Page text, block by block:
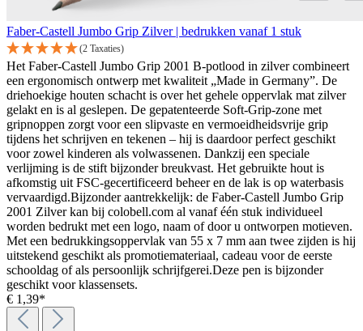
Faber-Castell Jumbo Grip Zilver | bedrukken vanaf 1 stuk
(2 Taxaties)
Het Faber-Castell Jumbo Grip 2001 B-potlood in zilver combineert
een ergonomisch ontwerp met kwaliteit „Made in Germany”. De
driehoekige houten schacht is over het gehele oppervlak mat zilver
gelakt en is al geslepen. De gepatenteerde Soft-Grip-zone met
gripnoppen zorgt voor een slipvaste en vermoeidheidsvrije grip
tijdens het schrijven en tekenen – hij is daardoor perfect geschikt
voor zowel kinderen als volwassenen. Dankzij een speciale
verlijming is de stift bijzonder breukvast. Het gebruikte hout is
afkomstig uit FSC-gecertificeerd beheer en de lak is op waterbasis
vervaardigd.Bijzonder aantrekkelijk: de Faber-Castell Jumbo Grip
2001 Zilver kan bij colobell.com al vanaf één stuk individueel
worden bedrukt met een logo, naam of door u ontworpen motieven.
Met een bedrukkingsoppervlak van 55 x 7 mm aan twee zijden is hij
uitstekend geschikt als promotiemateriaal, cadeau voor de eerste
schooldag of als persoonlijk schrijfgerei.Deze pen is bijzonder
geschikt voor klassensets.
€ 1,39*